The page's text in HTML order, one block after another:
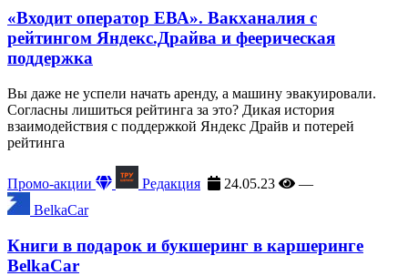
«Входит оператор ЕВА». Вакханалия с
рейтингом Яндекс.Драйва и феерическая
поддержка
Вы даже не успели начать аренду, а машину эвакуировали.
Согласны лишиться рейтинга за это? Дикая история
взаимодействия с поддержкой Яндекс Драйв и потерей
рейтинга
Промо-акции Редакция 24.05.23
—
BelkaCar
Книги в подарок и букшеринг в каршеринге
BelkaCar